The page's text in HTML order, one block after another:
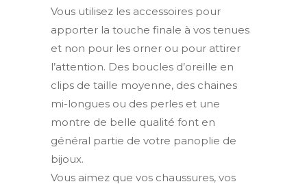
Vous utilisez les accessoires pour
apporter la touche finale à vos tenues
et non pour les orner ou pour attirer
l’attention. Des boucles d’oreille en
clips de taille moyenne, des chaines
mi-longues ou des perles et une
montre de belle qualité font en
général partie de votre panoplie de
bijoux.
Vous aimez que vos chaussures, vos